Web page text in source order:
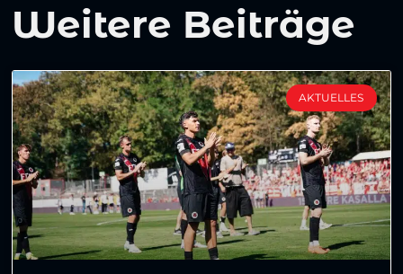
Weitere Beiträge
AKTUELLES